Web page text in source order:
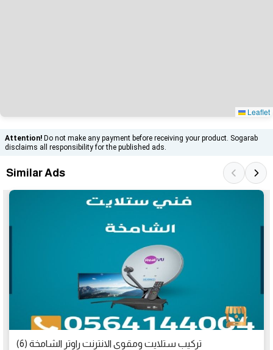
Leaflet
Attention! Do not make any payment before receiving your product. Sogarab
disclaims all responsibility for the published ads.
Similar Ads
تركيب ستلايت ومقوي الانترنت راوتر الشامخة (6)